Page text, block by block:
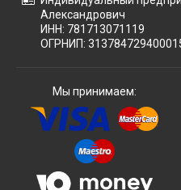
Александрович
ИНН: 781713071119
ОГРНИП:
Мы принимаем: